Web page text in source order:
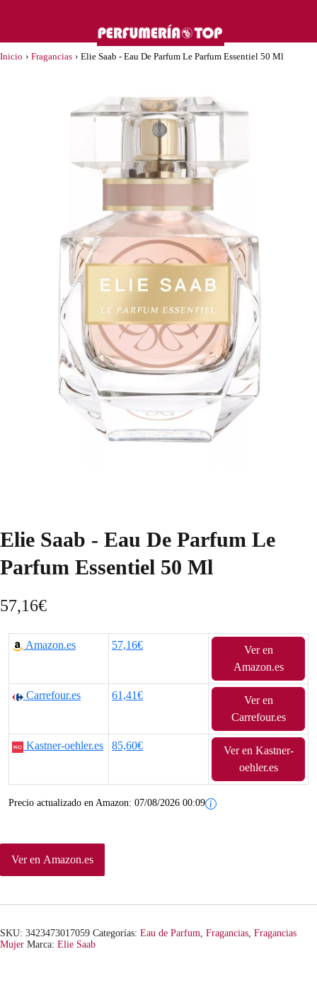
Inicio › Fragancias › Elie Saab - Eau De Parfum Le Parfum Essentiel 50 Ml
Elie Saab - Eau De Parfum Le
Parfum Essentiel 50 Ml
57,16€
Amazon.es 57,16€
Ver en
Amazon.es
Carrefour.es 61,41€
Ver en
Carrefour.es
Kastner-oehler.es 85,60€
Ver en Kastner-
oehler.es
Precio actualizado en Amazon: 07/08/2026 00:09
Ver en Amazon.es
SKU: 3423473017059 Categorías: Eau de Parfum, Fragancias, Fragancias
Mujer Marca: Elie Saab